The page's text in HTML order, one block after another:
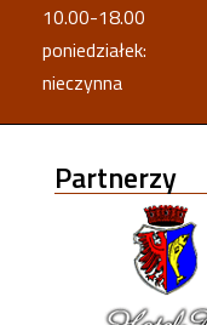
10.00-18.00
poniedziałek:
nieczynna
Partnerzy